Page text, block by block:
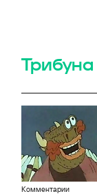
Трибуна
Комментарии